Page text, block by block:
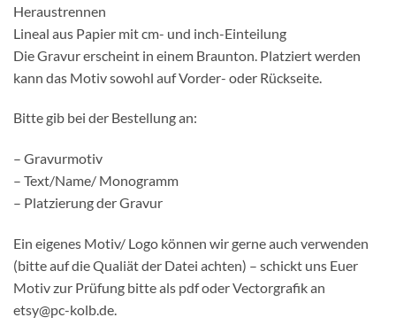
Heraustrennen
Lineal aus Papier mit cm- und inch-Einteilung
Die Gravur erscheint in einem Braunton. Platziert werden
kann das Motiv sowohl auf Vorder- oder Rückseite.
Bitte gib bei der Bestellung an:
– Gravurmotiv
– Text/Name/ Monogramm
– Platzierung der Gravur
Ein eigenes Motiv/ Logo können wir gerne auch verwenden
(bitte auf die Qualiät der Datei achten) – schickt uns Euer
Motiv zur Prüfung bitte als pdf oder Vectorgrafik an
etsy@pc-kolb.de.